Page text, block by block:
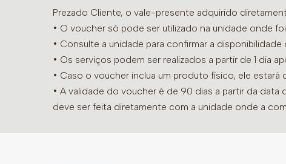
Prezado Cliente, o vale-presente adquirido
• O voucher só pode ser utilizado na unidade onde
• Consulte a unidade para confirmar a
• Os serviços podem ser realizados a partir de 1 dia
• Caso o voucher inclua um produto físico, ele
• A validade do voucher é de 90 dias a partir da
deve ser feita diretamente com a unidade onde a